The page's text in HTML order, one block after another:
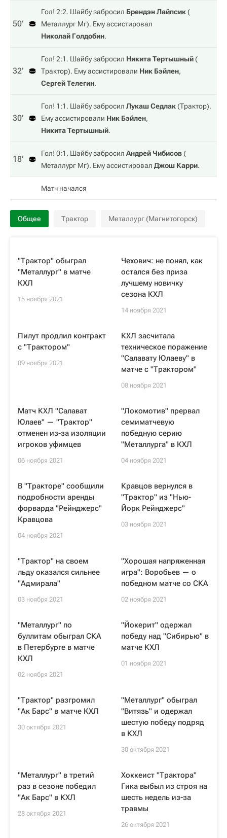
50‎’‎
Гол! 2:2. Шайбу забросил Брендэн Лайпсик(
Металлург Мг). Ему ассистировал
Николай Голдобин.
32‎’‎
Гол! 2:1. Шайбу забросил Никита Тертышный(
Трактор). Ему ассистировали Ник Бэйлен,
Сергей Телегин.
30‎’‎
Гол! 1:1. Шайбу забросил Лукаш Седлак(Трактор).
Ему ассистировали Ник Бэйлен,
Никита Тертышный.
18‎’‎
Гол! 0:1. Шайбу забросил Андрей Чибисов(
Металлург Мг). Ему ассистировал Джош Карри.
Матч начался
Общее Трактор Металлург (Магнитогорск)
"Трактор" обыграл
"Металлург" в матче
КХЛ
15 ноября 2021
Чехович: не понял, как
остался без приза
лучшему новичку
сезона КХЛ
14 ноября 2021
Пилут продлил контракт
с "Трактором"
09 ноября 2021
КХЛ засчитала
техническое поражение
"Салавату Юлаеву" в
матче с "Трактором"
08 ноября 2021
Матч КХЛ "Салават
Юлаев" — "Трактор"
отменен из-за изоляции
игроков уфимцев
06 ноября 2021
"Локомотив" прервал
семиматчевую
победную серию
"Металлурга" в КХЛ
04 ноября 2021
В "Тракторе" сообщили
подробности аренды
форварда "Рейнджерс"
Кравцова
04 ноября 2021
Кравцов вернулся в
"Трактор" из "Нью-
Йорк Рейнджерс"
03 ноября 2021
"Трактор" на своем
льду оказался сильнее
"Адмирала"
03 ноября 2021
"Хорошая напряженная
игра": Воробьев — о
победном матче со СКА
02 ноября 2021
"Металлург" по
буллитам обыграл СКА
в Петербурге в матче
КХЛ
02 ноября 2021
"Йокерит" одержал
победу над "Сибирью" в
матче КХЛ
01 ноября 2021
"Трактор" разгромил
"Ак Барс" в матче КХЛ
30 октября 2021
"Металлург" обыграл
"Витязь" и одержал
шестую победу подряд
в КХЛ
30 октября 2021
"Металлург" в третий
раз в сезоне победил
"Ак Барс" в КХЛ
28 октября 2021
Хоккеист "Трактора"
Гика выбыл из строя на
шесть недель из-за
травмы
26 октября 2021